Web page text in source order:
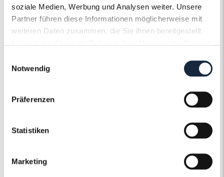
soziale Medien, Werbung und Analysen weiter. Unsere
Partner führen diese Informationen möglicherweise mit
weiteren Daten zusammen, die Sie ihnen bereitgestellt
Notwendig
Präferenzen
Statistiken
Marketing
Ringweite in mm 58
Artikelnummer 56612
Der Roneli
Schmuckervice